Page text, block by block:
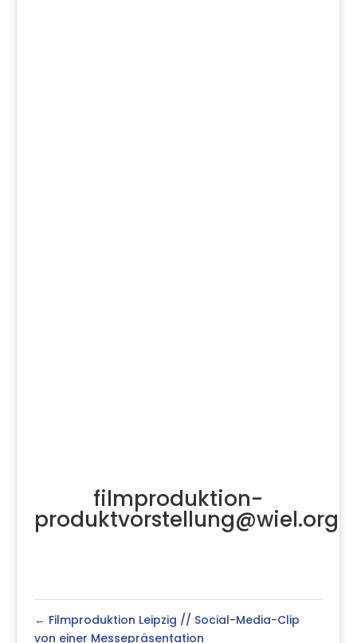
filmproduktion-
produktvorstellung@wiel.org
← Filmproduktion Leipzig // Social-Media-Clip
von einer Messepräsentation